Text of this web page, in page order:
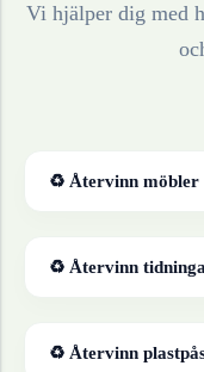
Vi hjälper dig med
♻ Återvinn möbler
♻ Återvinn
♻ Återvinn